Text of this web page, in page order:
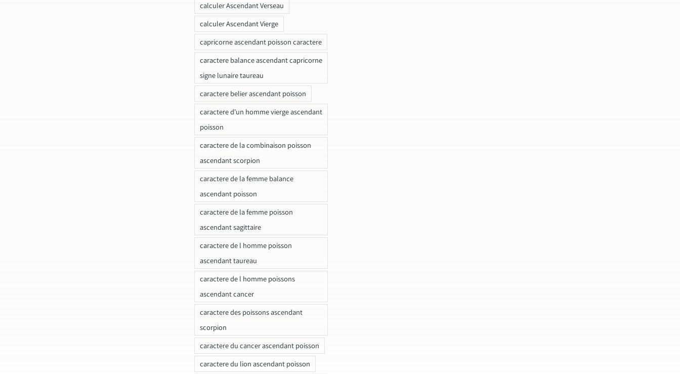
calculer Ascendant Verseau
calculer Ascendant Vierge
capricorne ascendant poisson caractere
caractere balance ascendant capricorne
signe lunaire taureau
caractere belier ascendant poisson
caractere d'un homme vierge ascendant
poisson
caractere de la combinaison poisson
ascendant scorpion
caractere de la femme balance
ascendant poisson
caractere de la femme poisson
ascendant sagittaire
caractere de l homme poisson
ascendant taureau
caractere de l homme poissons
ascendant cancer
caractere des poissons ascendant
scorpion
caractere du cancer ascendant poisson
caractere du lion ascendant poisson